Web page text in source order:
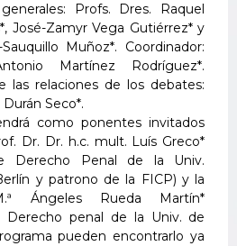
Profs. Dres. Raquel
José-Zamyr Vega Gutiérrez* y
Muñoz*. Coordinador:
Martínez Rodríguez*.
las relaciones de los debates:
Seco*.
como ponentes invitados
Dr. Dr. h.c. mult. Luís Greco*
Derecho Penal de la Univ.
y patrono de la FICP) y la
Ángeles Rueda Martín*
Derecho penal de la Univ. de
pueden encontrarlo ya